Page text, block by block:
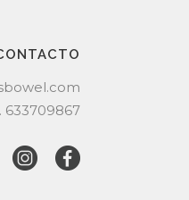
633709867